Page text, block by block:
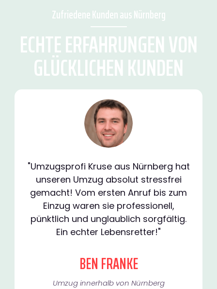
Zufriedene Kunden aus Nürnberg
ECHTE ERFAHRUNGEN VON
GLÜCKLICHEN KUNDEN
"Umzugsprofi Kruse aus Nürnberg hat
unseren Umzug absolut stressfrei
gemacht! Vom ersten Anruf bis zum
Einzug waren sie professionell,
pünktlich und unglaublich sorgfältig.
Ein echter Lebensretter!"
BEN FRANKE
Umzug innerhalb von Nürnberg​